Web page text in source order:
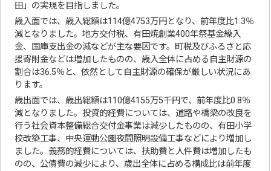
田」の実現を目指しました。
歳入面では、歳入総額は114億4753万円となり、前年度比1.3％
減となりました。地方交付税、有田焼創業400年祭基金繰入
金、国庫支出金の減などが主な要因です。町税及びふるさと応
援寄附金などは増加したものの、歳入全体に占める自主財源の
割合は36.5％と、依然として自主財源の確保が厳しい状況にあ
ります。
歳出面では、歳出総額は110億4155万5千円で、前年度比0.8％
減となりました。投資的経費については、道路や橋梁の改良を
行う社会資本整備総合交付金事業は減少したものの、有田小学
校改築工事、中央運動公園夜間照明設備工事などにより増加し
ました。義務的経費については、扶助費と人件費は増加したも
のの、公債費の減少により、歳出全体に占める構成比は前年度